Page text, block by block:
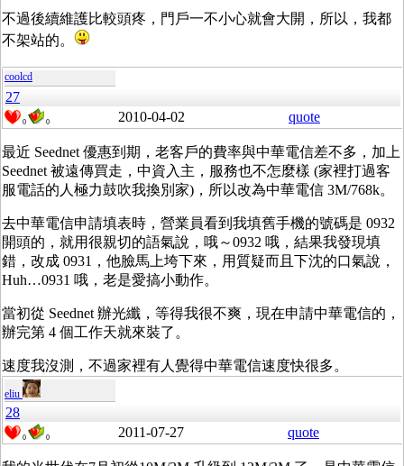
不過後續維護比較頭疼，門戶一不小心就會大開，所以，我都
不架站的。
coolcd
27
0 0 2010-04-02 quote
最近 Seednet 優惠到期，老客戶的費率與中華電信差不多，加上
Seednet 被遠傳買走，中資入主，服務也不怎麼樣 (家裡打過客
服電話的人極力鼓吹我換別家)，所以改為中華電信 3M/768k。
去中華電信申請填表時，營業員看到我填舊手機的號碼是 0932
開頭的，就用很親切的語氣說，哦～0932 哦，結果我發現填
錯，改成 0931，他臉馬上垮下來，用質疑而且下沈的口氣說，
Huh…0931 哦，老是愛搞小動作。
當初從 Seednet 辦光纖，等得我很不爽，現在申請中華電信的，
辦完第 4 個工作天就來裝了。
速度我沒測，不過家裡有人覺得中華電信速度快很多。
eliu
28
0 0 2011-07-27 quote